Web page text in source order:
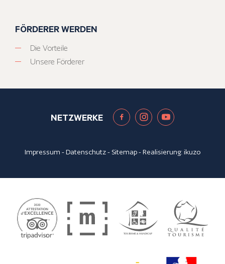
FÖRDERER WERDEN
Die Vorteile
Unsere Förderer
NETZWERKE
Impressum -Datenschutz- Sitemap- Realisierung:ikuzo